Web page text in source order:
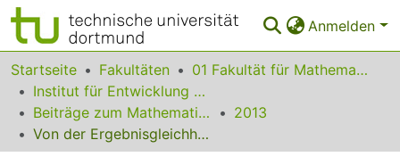
Anmelden
Bereiche & Sammlungen
Das gesamte Repositorium
Statistiken
Startseite Fakultäten
01 Fakultät für Mathematik
Institut für Entwicklung und Erforschung des Mathematikunterrichts
Beiträge zum Mathematikunterricht
2013
Von der Ergebnisgleichheit zur Einsetzungsgleichheit